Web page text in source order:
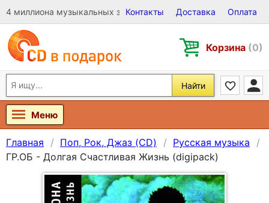
4 миллиона музыкальных записей на Виниле, CD и DVD
Контакты Доставка Оплата
Корзина (0)
Найти
Меню
Главная Поп, Рок, Джаз (CD)
Русская музыка
ГР.ОБ - Долгая Счастливая Жизнь (digipack)